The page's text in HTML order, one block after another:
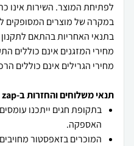
במקרה של מוצרים המסופקים
מחירי הגרילים אינם כוללים
תנאי משלוחים והחזרות ב-zap
בתקופת חגים ייתכנו
האספקה.
המוכרים בזאפסטור מחויבים